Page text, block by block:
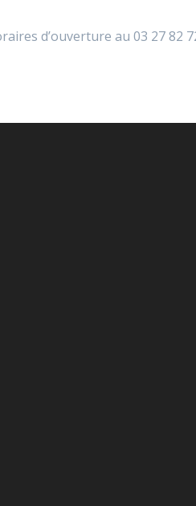
d’ouverture au 03 27 82